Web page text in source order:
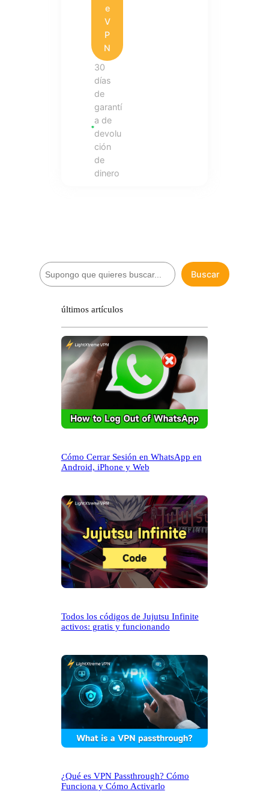
e
V
P
N
30
días
de
garantí
a de
devolu
ción
de
dinero
B
u
Buscar
últimos artículos
Cómo Cerrar Sesión en WhatsApp en
Android, iPhone y Web
Todos los códigos de Jujutsu Infinite
activos: gratis y funcionando
¿Qué es VPN Passthrough? Cómo
Funciona y Cómo Activarlo